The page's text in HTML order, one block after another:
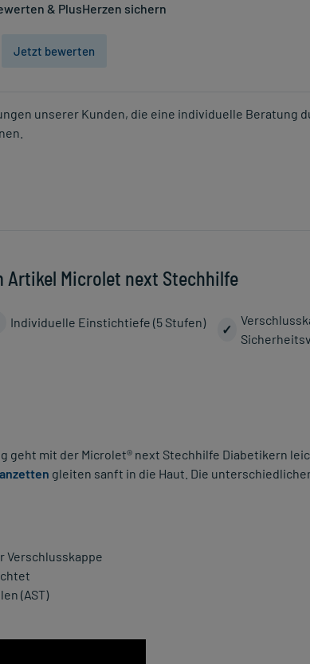
& PlusHerzen sichern
Jetzt bewerten
unserer Kunden, die eine individuelle Beratung
Artikel Microlet next Stechhilfe
Individuelle Einstichtiefe (5 Stufen) ✓
geht mit der Microlet® next Stechhilfe Diabetikern
gleiten sanft in die Haut. Die
Verschlusskappe
(AST)